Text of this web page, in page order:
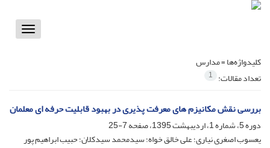
Toggle
کلیدواژه‌ها =مدارس
تعداد مقالات: 1
بررسی نقش مکانیزم های معرفت پذیری در بهبود قابلیت حرفه ای معلمان
دوره 5، شماره 1، اردیبهشت 1395، صفحه
7-25
یعسوب اصغری نیاری؛ علی خالق خواه؛ سیدمحمد سیدکلان؛ حبیب ابراهیم پور